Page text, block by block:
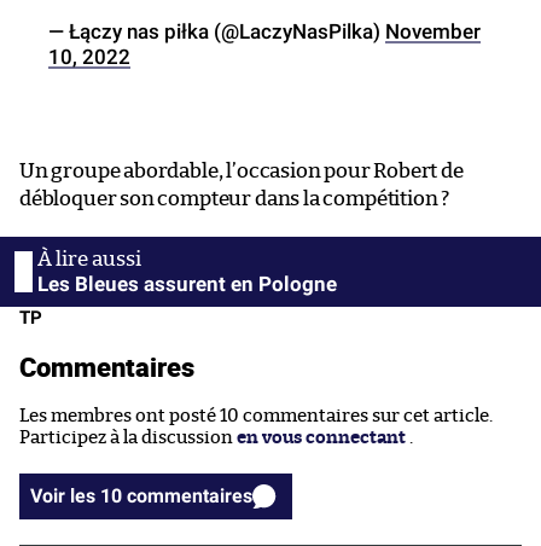
— Łączy nas piłka (@LaczyNasPilka) November
10, 2022
Un groupe abordable, l’occasion pour Robert de
débloquer son compteur dans la compétition ?
Les Bleues assurent en Pologne
TP
Commentaires
Les membres ont posté 10 commentaires sur cet article.
Participez à la discussion en vous connectant
Voir les 10 commentaires